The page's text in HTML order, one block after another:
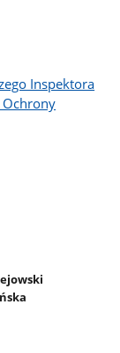
Inspektora